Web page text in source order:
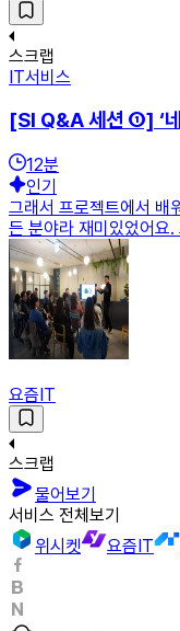
스크랩
IT서비스
[SI Q&A 세션 ①] ‘네
12분
인기
그래서 프로젝트에서 배
든 분야라 재미있었어요
요즘IT
스크랩
물어보기
서비스 전체보기
위시켓
요즘IT